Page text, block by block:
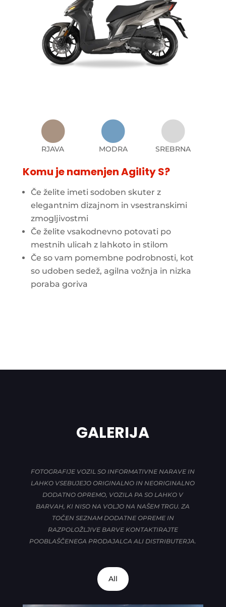
Komu je namenjen Agility S?
Če želite imeti sodoben skuter z
elegantnim dizajnom in vsestranskimi
zmogljivostmi
Če želite vsakodnevno potovati po
mestnih ulicah z lahkoto in stilom
Če so vam pomembne podrobnosti, kot
so udoben sedež, agilna vožnja in nizka
poraba goriva

RJAVA

MODRA

SREBRNA
GALERIJA
FOTOGRAFIJE VOZIL SO INFORMATIVNE NARAVE IN
LAHKO VSEBUJEJO ORIGINALNO IN NEORIGINALNO
DODATNO OPREMO, VOZILA PA SO LAHKO V
BARVAH, KI NISO NA VOLJO NA NAŠEM TRGU. ZA
TOČEN SEZNAM DODATNE OPREME IN
RAZPOLOŽLJIVE BARVE KONTAKTIRAJTE
POOBLAŠČENEGA PRODAJALCA ALI DISTRIBUTERJA.
All